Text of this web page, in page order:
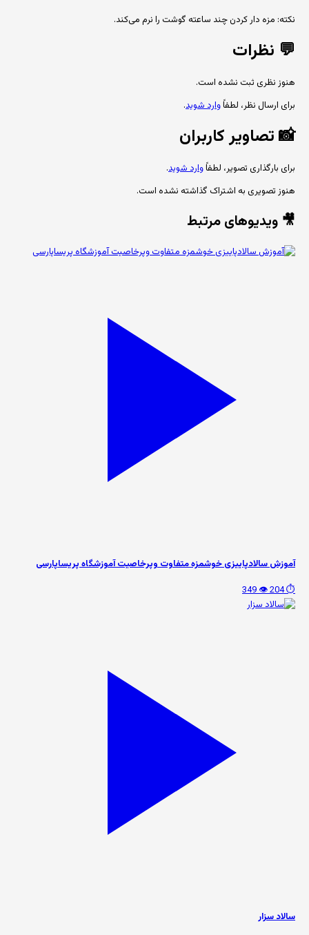
نکته: مزه دار کردن چند ساعته گوشت را نرم می‌کند.
💬 نظرات
هنوز نظری ثبت نشده است.
برای ارسال نظر، لطفاًوارد شوید.
📸تصاویر کاربران
برای بارگذاری تصویر، لطفاًوارد شوید.
هنوز تصویری به اشتراک گذاشته نشده است.
🎥 ویدیوهای مرتبط
آموزش سالادپاییزی خوشمزه متفاوت وپرخاصیت آموزشگاه پریساپارسی
⏱️ 204
👁️ 349
سالاد سزار